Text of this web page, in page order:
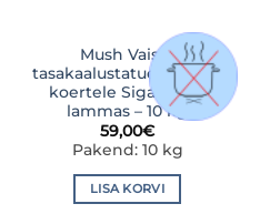
Mush Vaisto
tasakaalustatud toortoit
koertele Siga-kana-
lammas – 10 kg
59,00€
Pakend: 10 kg
LISA KORVI